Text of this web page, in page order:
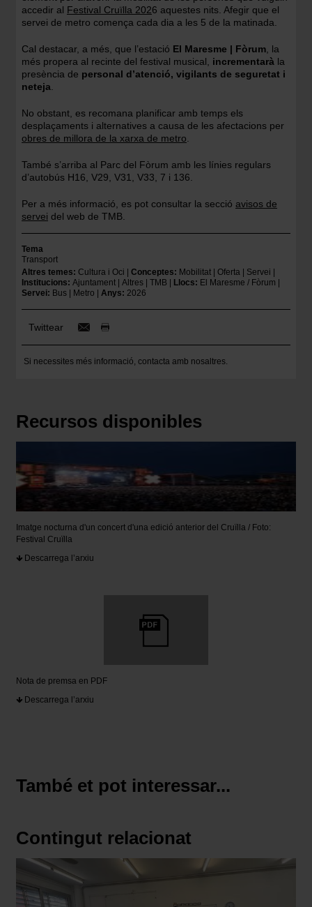
accedir al Festival Cruïlla 2026 aquestes nits. Afegir que el
servei de metro comença cada dia a les 5 de la matinada.
Cal destacar, a més, que l’estació El Maresme | Fòrum , la
més propera al recinte del festival musical, incrementarà la
presència de personal d’atenció, vigilants de seguretat i
neteja
No obstant, es recomana planificar amb temps els
desplaçaments i alternatives a causa de les afectacions per
obres de millora de la xarxa de metro
També s’arriba al Parc del Fòrum amb les línies regulars
d’autobús H16, V29, V31, V33, 7 i 136.
Per a més informació, es pot consultar la secció avisos de
servei del web de TMB.
Tema
Transport
Altres temes Cultura i Oci Conceptes Mobilitat Oferta
Servei
Institucions Ajuntament Altres TMB Llocs
El Maresme / Fòrum
Servei
Bus Metro Anys 2026
Twittear
Si necessites més informació, contacta amb nosaltres.
Recursos disponibles
Imatge nocturna d'un concert d'una edició anterior del Cruïlla / Foto:
Festival Cruïlla
Descarrega l’arxiu
Nota de premsa en PDF
Descarrega l’arxiu
També et pot interessar...
Contingut relacionat